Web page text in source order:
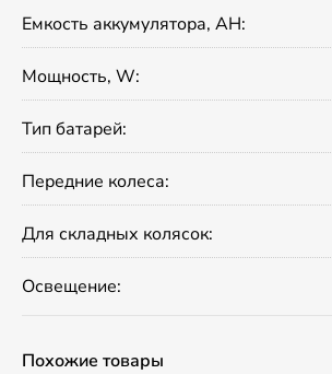
Емкость аккумулятора, AH:
Мощность, W:
Тип батарей:
Передние колеса:
Для складных колясок:
Освещение:
Похожие товары